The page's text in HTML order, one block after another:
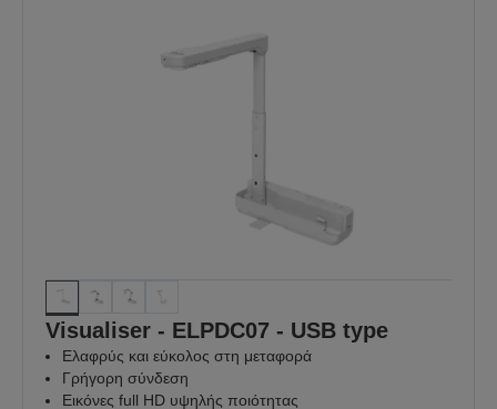
ΑΝΑΚΑΛΎΨΤΕ
Visualiser - ELPDC07 - USB type
Ελαφρύς και εύκολος στη μεταφορά
Γρήγορη σύνδεση
Εικόνες full HD υψηλής ποιότητας